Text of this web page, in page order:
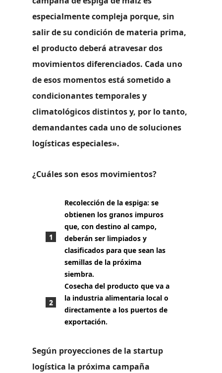
especialmente compleja porque, sin
salir de su condición de materia prima,
el producto deberá atravesar dos
movimientos diferenciados. Cada uno
de esos momentos está sometido a
condicionantes temporales y
climatológicos distintos y, por lo tanto,
demandantes cada uno de soluciones
logísticas especiales».
¿Cuáles son esos movimientos?
Recolección de la espiga: se
obtienen los granos impuros
que, con destino al campo,
deberán ser limpiados y
clasificados para que sean las
semillas de la próxima
siembra.
Cosecha del producto que va a
la industria alimentaria local o
directamente a los puertos de
exportación.
Según proyecciones de la startup
logística la próxima campaña